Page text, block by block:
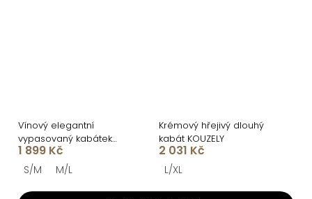
Vínový elegantní
vypasovaný kabátek
RALORIEN
1 899 Kč
S/M M/L
Krémový hřejivý dlouhý
kabát KOUZELY
2 031 Kč
L/XL